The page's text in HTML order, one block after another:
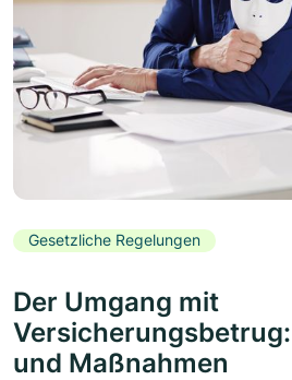
Gesetzliche Regelungen
Der Umgang mit
und Maßnahmen